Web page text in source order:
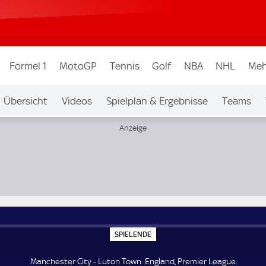
Formel 1 MotoGP Tennis Golf NBA NHL
Übersicht Videos Spielplan & Ergebnisse Teams
Auf Sky
SPIELENDE
P
E
Manchester City - Luton Town. England, Premier League.